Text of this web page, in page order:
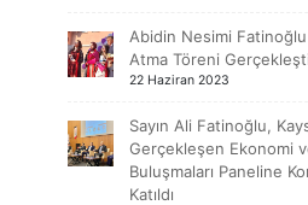
Abidin Nesimi Fatinoğlu
Atma Töreni Gerçekleşti
22 Haziran 2023
Sayın Ali Fatinoğlu,
Gerçekleşen Ekonomi
Buluşmaları Paneline
Katıldı